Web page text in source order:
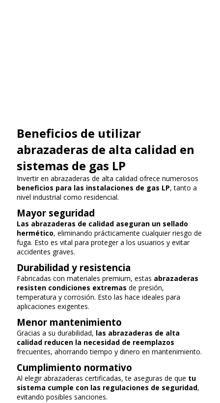
Beneficios de utilizar
abrazaderas de alta calidad en
sistemas de gas LP
Invertir en abrazaderas de alta calidad ofrece numerosos
beneficios para las instalaciones de gas LP, tanto a
nivel industrial como residencial.
Mayor seguridad
Las abrazaderas de calidad aseguran un sellado
hermético, eliminando prácticamente cualquier riesgo de
fuga. Esto es vital para proteger a los usuarios y evitar
accidentes graves.
Durabilidad y resistencia
Fabricadas con materiales premium, estas abrazaderas
resisten condiciones extremas de presión,
temperatura y corrosión. Esto las hace ideales para
aplicaciones exigentes.
Menor mantenimiento
Gracias a su durabilidad, las abrazaderas de alta
calidad reducen la necesidad de reemplazos
frecuentes, ahorrando tiempo y dinero en mantenimiento.
Cumplimiento normativo
Al elegir abrazaderas certificadas, te aseguras de que tu
sistema cumple con las regulaciones de seguridad,
evitando posibles sanciones.